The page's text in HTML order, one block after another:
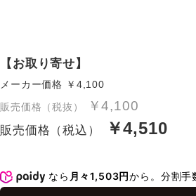
【お取り寄せ】
メーカー価格 ￥4,100
販売価格（税抜）
￥4,100
販売価格（税込） ￥4,510
なら 月々1,503円から。分割